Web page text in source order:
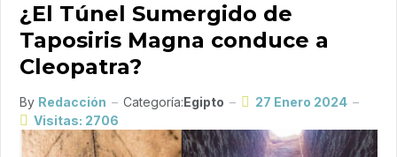
¿El Túnel Sumergido de
Taposiris Magna conduce a
Cleopatra?
By Redacción Categoría:Egipto
27 Enero 2024
Visitas: 2706